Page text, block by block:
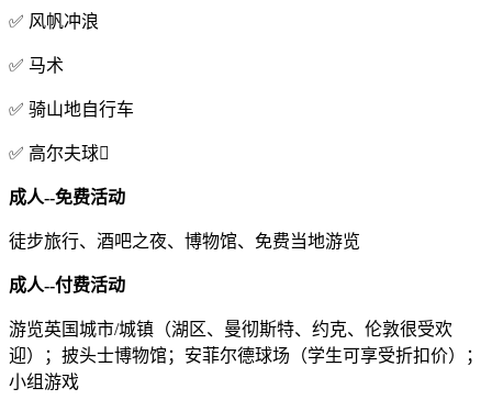
✅ 风帆冲浪
✅ 马术
✅ 骑山地自行车
✅ 高尔夫球
成人--免费活动
徒步旅行、酒吧之夜、博物馆、免费当地游览
成人--付费活动
游览英国城市/城镇（湖区、曼彻斯特、约克、伦敦很受欢
迎）；披头士博物馆；安菲尔德球场（学生可享受折扣价）；
小组游戏